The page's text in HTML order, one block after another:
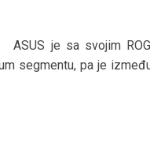
ASUS je sa svojim
segmentu, pa je